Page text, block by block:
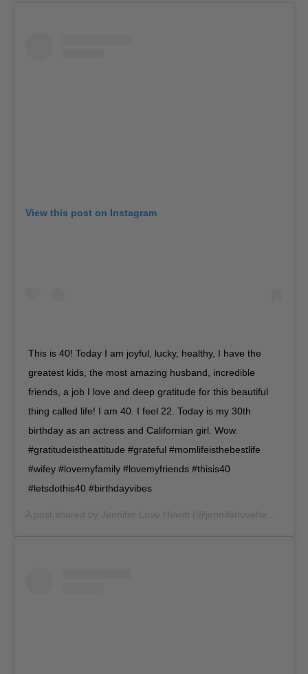
View this post on Instagram
This is 40! Today I am joyful, lucky, healthy, I have the
greatest kids, the most amazing husband, incredible
friends, a job I love and deep gratitude for this beautiful
thing called life! I am 40. I feel 22. Today is my 30th
birthday as an actress and Californian girl. Wow.
#gratitudeistheattitude #grateful #momlifeisthebestlife
#wifey #lovemyfamily #lovemyfriends #thisis40
#letsdothis40 #birthdayvibes
A post shared by Jennifer Love Hewitt (@jenniferlovehewitt) on